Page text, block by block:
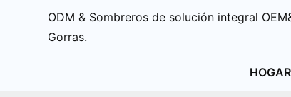
ODM & Sombreros de solución integral
Gorras.
HOGAR